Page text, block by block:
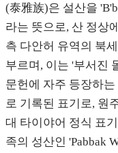
(泰雅族)은 설산을
라는 뜻으로, 산 정상
측 다안허 유역의 북
부르며, 이는 '부서진
문헌에 자주 등장하는
로 기록된 표기로, 원
대 타이야어 정식 표
족의 성산인 'Pabbak